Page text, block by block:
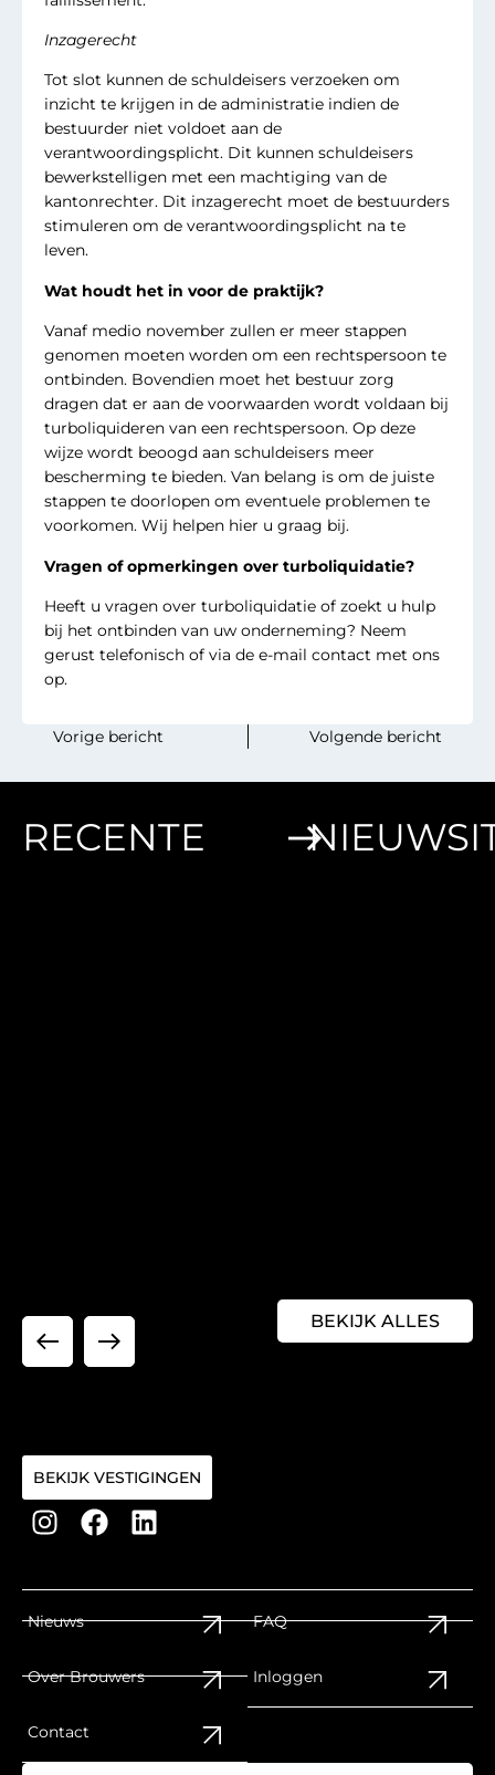
Inzagerecht
Tot slot kunnen de schuldeisers verzoeken om
inzicht te krijgen in de administratie indien de
bestuurder niet voldoet aan de
verantwoordingsplicht. Dit kunnen schuldeisers
bewerkstelligen met een machtiging van de
kantonrechter. Dit inzagerecht moet de bestuurders
stimuleren om de verantwoordingsplicht na te
leven.
Wat houdt het in voor de praktijk?
Vanaf medio november zullen er meer stappen
genomen moeten worden om een rechtspersoon te
ontbinden. Bovendien moet het bestuur zorg
dragen dat er aan de voorwaarden wordt voldaan bij
turboliquideren van een rechtspersoon. Op deze
wijze wordt beoogd aan schuldeisers meer
bescherming te bieden. Van belang is om de juiste
stappen te doorlopen om eventuele problemen te
voorkomen. Wij helpen hier u graag bij.
Vragen of opmerkingen over turboliquidatie?
Heeft u vragen over turboliquidatie of zoekt u hulp
bij het ontbinden van uw onderneming? Neem
gerust telefonisch of via de e-mail contact met ons
op.
‎ ‎ ‎ ‎ ‎ ‎ ‎ ‎Vorige bericht Volgende bericht‎ ‎ ‎‎ ‎ ‎‎ ‎‎ ‎ ‎
RECENTE
BEKIJK ALLES
BEKIJK VESTIGINGEN
Nieuws
Over Brouwers
Contact
FAQ
Inloggen